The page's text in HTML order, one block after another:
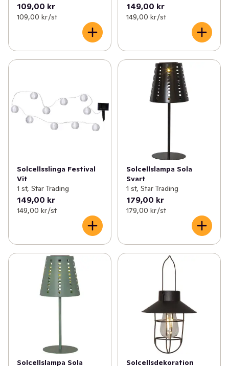
109,00 kr
109,00 kr /st
149,00 kr
149,00 kr /st
Solcellsslinga Festival
Vit
1 st, Star Trading
149,00 kr
149,00 kr /st
Solcellslampa Sola
Svart
1 st, Star Trading
179,00 kr
179,00 kr /st
Solcellslampa Sola Solcellsdekoration